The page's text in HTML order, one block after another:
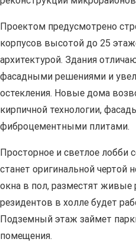
Проектом предусмотрено
корпусов высотой до 25
архитектурой. Здания
фасадными решениями и
остекления. Новые дома
кирпичной технологии,
фиброцементными плитами.
Просторное и светлое лобби
станет оригинальной чертой
окна в пол, разместят живые
резидентов в холле будет
Подземный этаж займет
помещения.